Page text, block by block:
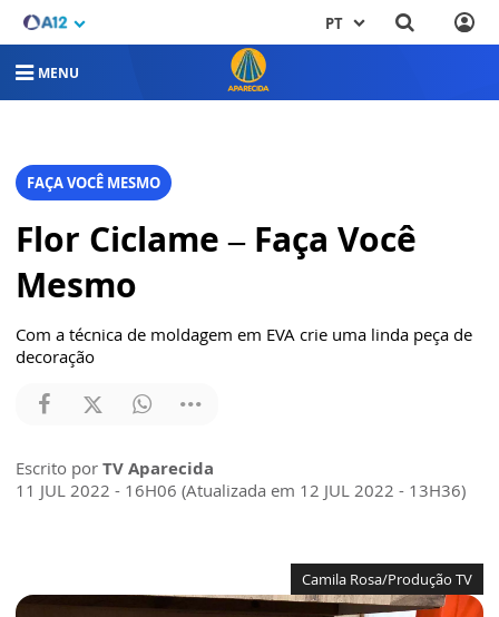
PT
MENU
FAÇA VOCÊ MESMO
Flor Ciclame – Faça Você
Mesmo
Com a técnica de moldagem em EVA crie uma linda peça de
decoração
Escrito por TV Aparecida
11 JUL 2022 - 16H06 (Atualizada em 12 JUL 2022 - 13H36)
Camila Rosa/Produção TV